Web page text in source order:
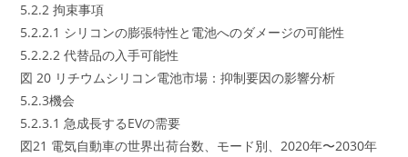
5.2.2 拘束事項
5.2.2.1 シリコンの膨張特性と電池へのダメージの可能性
5.2.2.2 代替品の入手可能性
図 20 リチウムシリコン電池市場：抑制要因の影響分析
5.2.3機会
5.2.3.1 急成長するEVの需要
図21 電気自動車の世界出荷台数、モード別、2020年〜2030年